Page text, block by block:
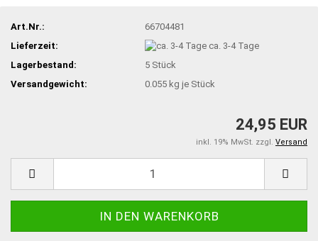
Art.Nr.:
66704481
Lieferzeit:
ca. 3-4 Tage
Lagerbestand:
5 Stück
Versandgewicht:
0.055 kg je Stück
24,95 EUR
inkl. 19% MwSt. zzgl. Versand